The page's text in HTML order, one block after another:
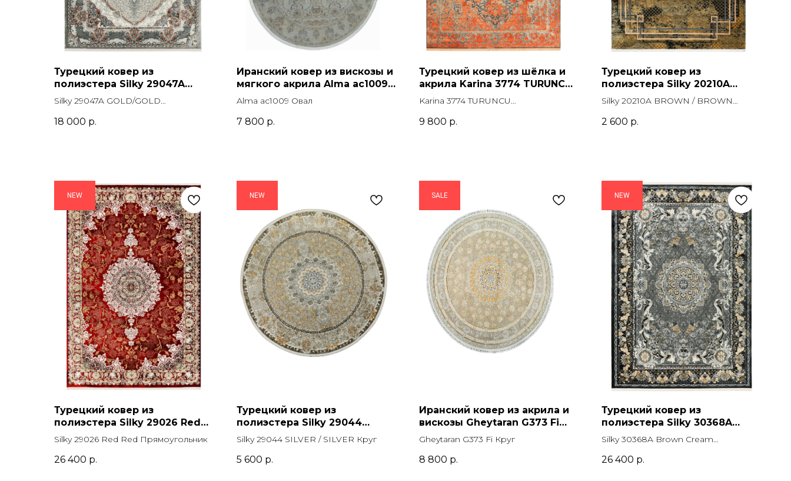
Турецкий ковер из
полиэстера Silky 29047A
GOLD/GOLD Прямоугольник
Silky 29047A GOLD/GOLD
18 000 р.
Иранский ковер из вискозы и
мягкого акрила Alma ac1009
Овал
Alma ac1009 Овал
7 800 р.
Турецкий ковер из шёлка и
акрила Karina 3774 TURUNCU
Прямоугольник
Karina 3774 TURUNCU
9 800 р.
Турецкий ковер из
полиэстера Silky 20210A
BROWN / BROWN
Прямоугольник
Silky 20210A BROWN / BROWN
2 600 р.
NEW
Турецкий ковер из
полиэстера Silky 29026 Red
Red Прямоугольник
Silky 29026 Red Red Прямоугольник
26 400 р.
NEW
Турецкий ковер из
полиэстера Silky 29044
SILVER / SILVER Круг
Silky 29044 SILVER / SILVER Круг
5 600 р.
SALE
Иранский ковер из акрила и
вискозы Gheytaran G373 Fi
Круг
Gheytaran G373 Fi Круг
8 800 р.
NEW
Турецкий ковер из
полиэстера Silky 30368A
Brown Cream Прямоугольник
Silky 30368A Brown Cream
26 400 р.